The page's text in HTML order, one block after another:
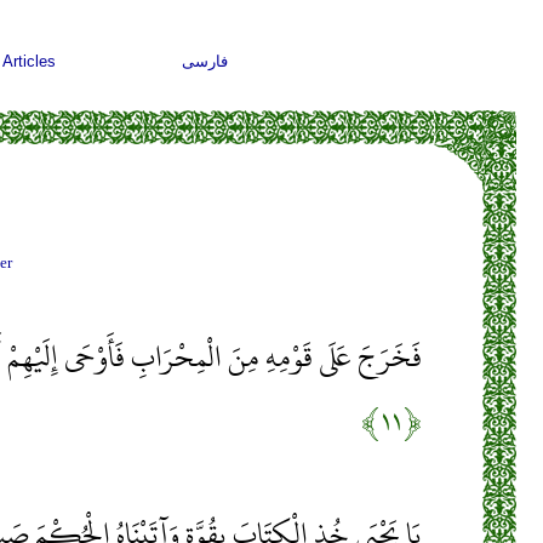
Articles فارسی
فَخَرَجَ عَلَى قَوْمِهِ مِنَ الْمِحْرَابِ فَأَوْحَى
﴿۱۱﴾